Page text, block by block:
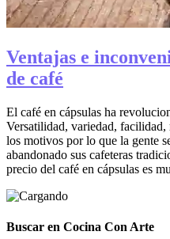
Ventajas e
de café
El café en cápsulas ha
Versatilidad, variedad,
los motivos por lo que la gente
abandonado sus cafeteras
precio del café en cápsulas es
Buscar en Cocina Con Arte